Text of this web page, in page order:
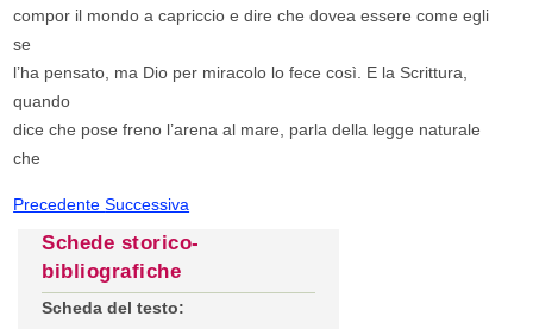
compor il mondo a capriccio e dire che dovea essere come egli
se
l’ha pensato, ma Dio per miracolo lo fece così. E la Scrittura,
quando
dice che pose freno l’arena al mare, parla della legge naturale
che
PrecedenteSuccessiva
Schede storico-
bibliografiche
Scheda del testo: